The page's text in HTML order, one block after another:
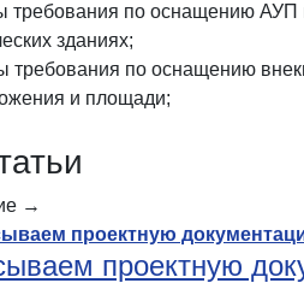
требования по оснащению АУП
зданиях;
требования по оснащению
и площади;
→
проектную